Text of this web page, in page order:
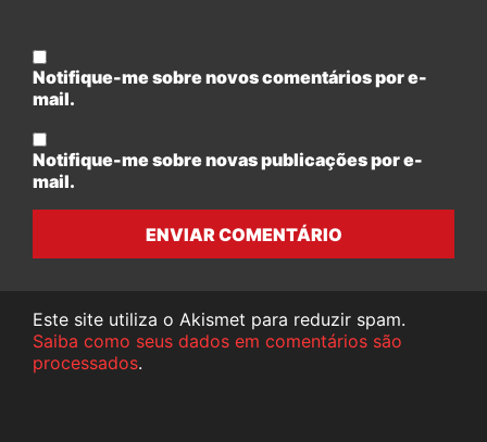
Notifique-me sobre novos comentários por e-
mail.
Notifique-me sobre novas publicações por e-
mail.
ENVIAR COMENTÁRIO
Este site utiliza o Akismet para reduzir spam.
Saiba como seus dados em comentários são
processados.